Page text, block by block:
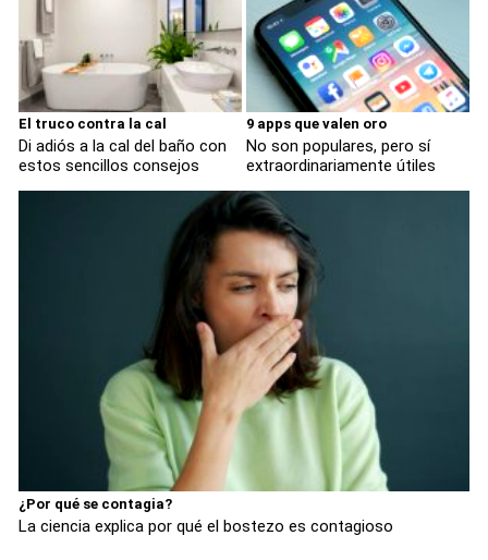
El truco contra la cal
Di adiós a la cal del baño con
estos sencillos consejos
9 apps que valen oro
No son populares, pero sí
extraordinariamente útiles
¿Por qué se contagia?
La ciencia explica por qué el bostezo es contagioso